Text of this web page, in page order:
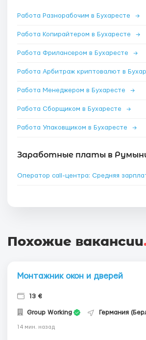
Работа Разнорабочим в Бухаресте →
Работа Копирайтером в Бухаресте →
Работа Фрилансером в Бухаресте →
Работа Арбитраж криптовалют в
Работа Менеджером в Бухаресте →
Работа Сборщиком в Бухаресте →
Работа Упаковщиком в Бухаресте →
Заработные платы в
Оператор call-центра: Средняя
Похожие вакансии
Монтажник окон и дверей
13 €
Group Working Германия
14 мин. назад